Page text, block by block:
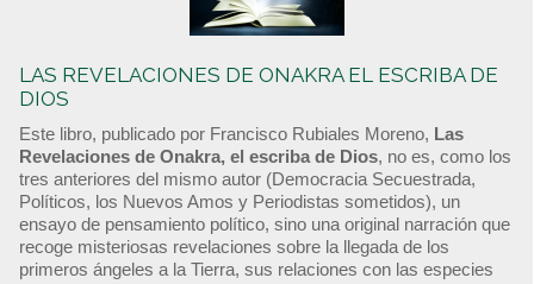
LAS REVELACIONES DE ONAKRA EL ESCRIBA DE
DIOS
Este libro, publicado por Francisco Rubiales Moreno, Las
Revelaciones de Onakra, el escriba de Dios, no es, como los
tres anteriores del mismo autor (Democracia Secuestrada,
Políticos, los Nuevos Amos y Periodistas sometidos), un
ensayo de pensamiento político, sino una original narración que
recoge misteriosas revelaciones sobre la llegada de los
primeros ángeles a la Tierra, sus relaciones con las especies